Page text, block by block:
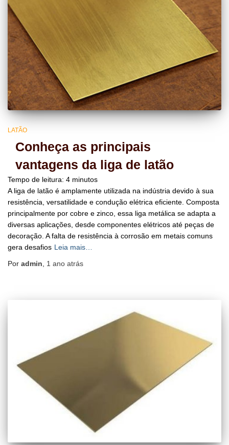
LATÃO
Conheça as principais
vantagens da liga de latão
Tempo de leitura: 4 minutos
A liga de latão é amplamente utilizada na indústria devido à sua
resistência, versatilidade e condução elétrica eficiente. Composta
principalmente por cobre e zinco, essa liga metálica se adapta a
diversas aplicações, desde componentes elétricos até peças de
decoração. A falta de resistência à corrosão em metais comuns
gera desafios Leia mais…
Por admin 1 ano atrás